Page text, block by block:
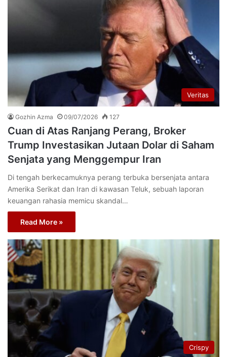
Veritas
Gozhin Azma 09/07/2026 127
Cuan di Atas Ranjang Perang, Broker
Trump Investasikan Jutaan Dolar di Saham
Senjata yang Menggempur Iran
Di tengah berkecamuknya perang terbuka bersenjata antara
Amerika Serikat dan Iran di kawasan Teluk, sebuah laporan
keuangan rahasia memicu skandal…
Read More »
Crispy